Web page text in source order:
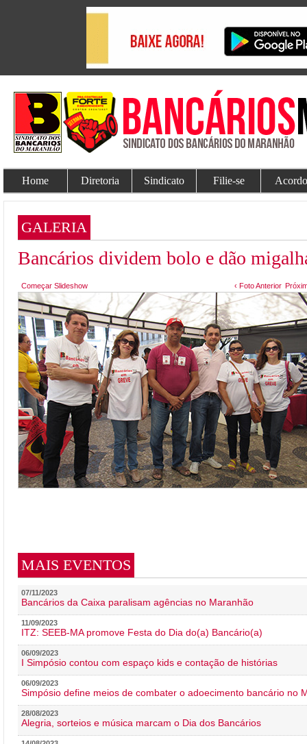
Home Diretoria Sindicato Filie-se
GALERIA
Bancários dividem bolo e dão
Começar Slideshow ‹ Foto Anterior
MAIS EVENTOS
07/11/2023
Bancários da Caixa paralisam agências no Maranhão
11/09/2023
ITZ: SEEB-MA promove Festa do Dia do(a) Bancário(a)
06/09/2023
I Simpósio contou com espaço kids e contação de histórias
06/09/2023
Simpósio define meios de combater o adoecimento bancário no
28/08/2023
Alegria, sorteios e música marcam o Dia dos Bancários